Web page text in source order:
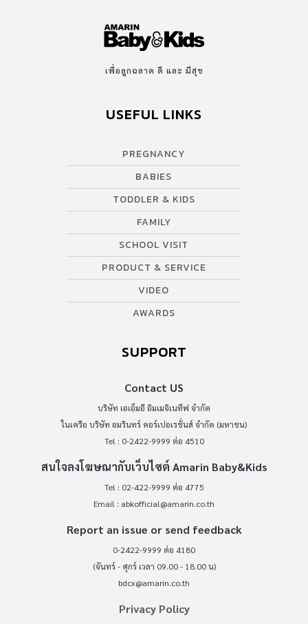
เพื่อลูกฉลาด ดี และ มีสุข
USEFUL LINKS
PREGNANCY
BABIES
TODDLER & KIDS
FAMILY
SCHOOL VISIT
PRODUCT & SERVICE
VIDEO
AWARDS
SUPPORT
Contact US
บริษัท เอเอ็มอี อิมเมจิเนทีฟ จำกัด
ในเครือ บริษัท อมรินทร์ คอร์เปอเรชั่นส์ จำกัด (มหาชน)
Tel : 0-2422-9999 ต่อ 4510
สนใจลงโฆษณากับเว็บไซต์ Amarin Baby&Kids
Tel : 02-422-9999 ต่อ 4775
Email : abkofficial@amarin.co.th
Report an issue or send feedback
0-2422-9999 ต่อ 4180
(จันทร์ - ศุกร์ เวลา 09.00 - 18.00 น)
bdcx@amarin.co.th
Privacy Policy